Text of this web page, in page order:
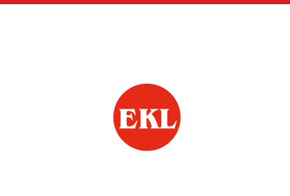
Yläneen